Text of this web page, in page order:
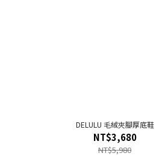
DELULU 毛絨夾腳厚底鞋
NT$3,680
NT$5,980